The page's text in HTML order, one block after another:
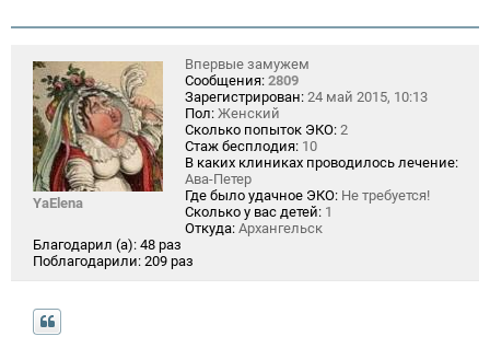
YaElena
Впервые замужем
Сообщения: 2809
Зарегистрирован: 24 май 2015, 10:13
Пол: Женский
Сколько попыток ЭКО: 2
Стаж бесплодия: 10
В каких клиниках проводилось лечение:
Ава-Петер
Где было удачное ЭКО: Не требуется!
Сколько у вас детей: 1
Откуда: Архангельск
Благодарил (а): 48 раз
Поблагодарили: 209 раз